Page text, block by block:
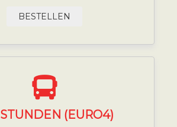
BESTELLEN
STUNDEN (EURO4)